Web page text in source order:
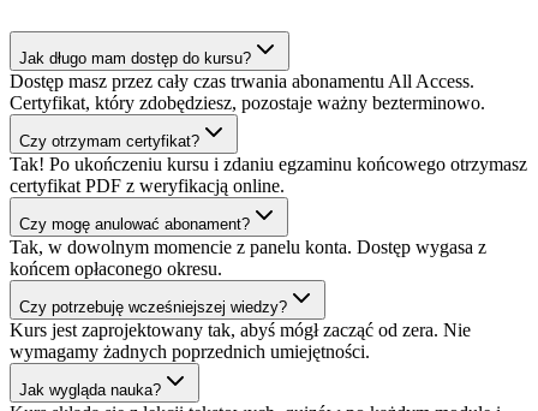
Jak długo mam dostęp do kursu?
Dostęp masz przez cały czas trwania abonamentu All Access.
Certyfikat, który zdobędziesz, pozostaje ważny bezterminowo.
Czy otrzymam certyfikat?
Tak! Po ukończeniu kursu i zdaniu egzaminu końcowego otrzymasz
certyfikat PDF z weryfikacją online.
Czy mogę anulować abonament?
Tak, w dowolnym momencie z panelu konta. Dostęp wygasa z
końcem opłaconego okresu.
Czy potrzebuję wcześniejszej wiedzy?
Kurs jest zaprojektowany tak, abyś mógł zacząć od zera. Nie
wymagamy żadnych poprzednich umiejętności.
Jak wygląda nauka?